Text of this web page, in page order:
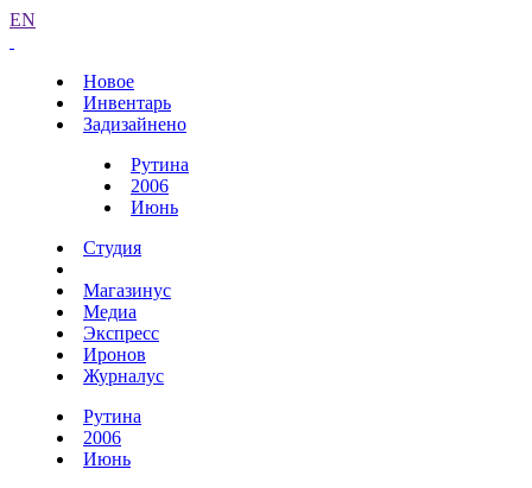
EN
Новое
Инвентарь
Задизайнено
Рутина
2006
Июнь
Студия
Магазинус
Медиа
Экспресс
Иронов
Журналус
Рутина
2006
Июнь